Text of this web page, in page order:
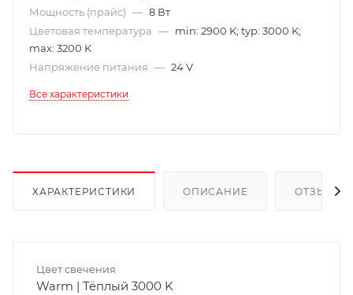
Мощность (прайс) — 8 Вт
Цветовая температура — min: 2900 K; typ: 3000 K;
max: 3200 K
Напряжение питания — 24 V
Все характеристики
ХАРАКТЕРИСТИКИ ОПИСАНИЕ ОТЗЫВЫ
Цвет свечения
Warm | Тёплый 3000 K